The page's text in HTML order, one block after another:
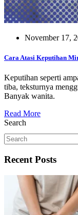
November 17,
Cara Atasi Keputihan
Keputihan seperti
tiba, teksturnya
Banyak wanita.
Read More
Search
Recent Posts